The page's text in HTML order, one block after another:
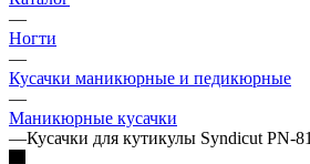
—
Ногти
—
Кусачки маникюрные и педикюрные
—
Маникюрные кусачки
—Кусачки для кутикулы Syndicut PN-